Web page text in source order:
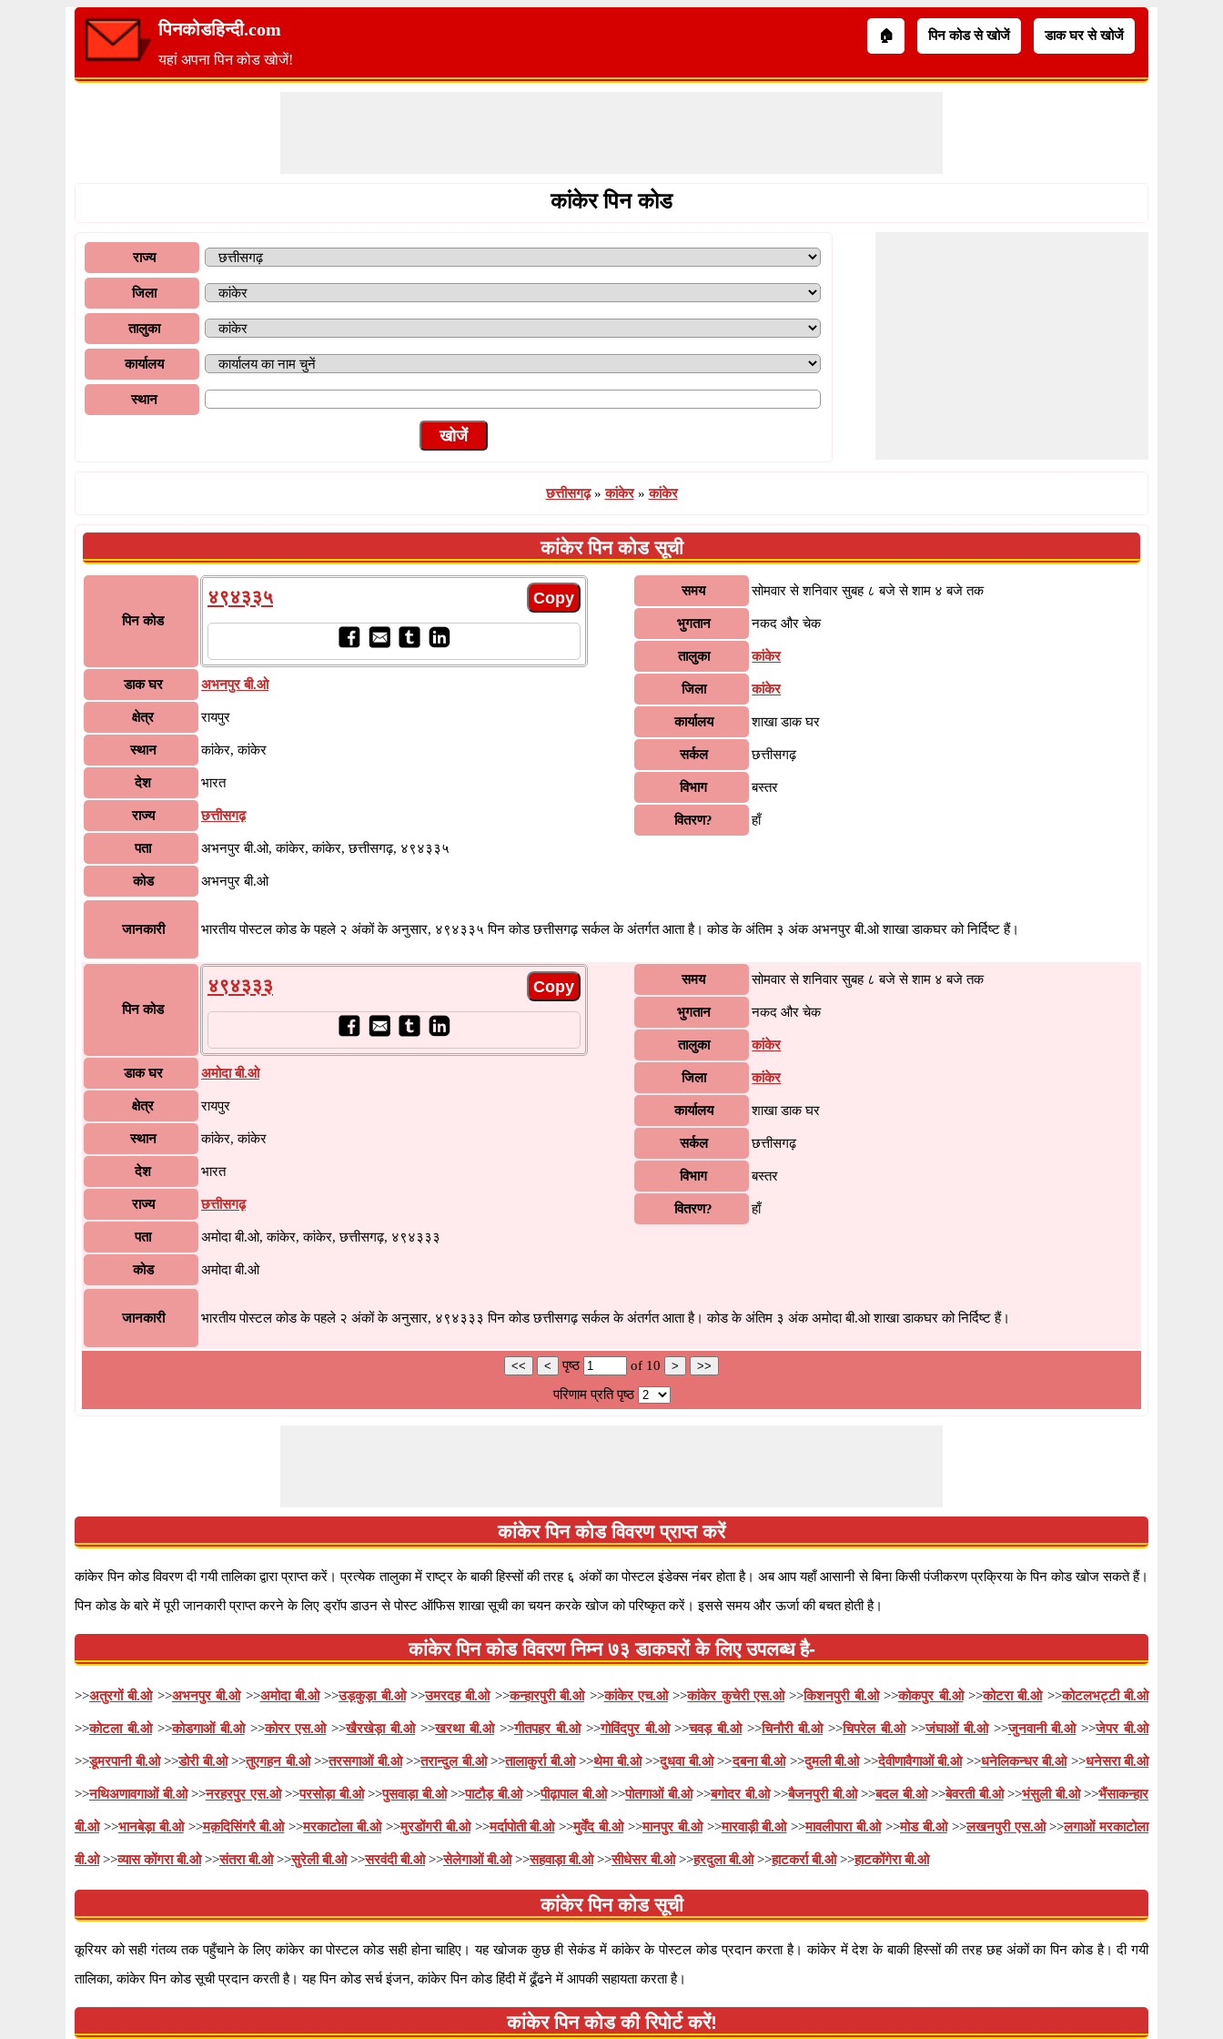
पिनकोडहिन्दी.com
यहां अपना पिन कोड खोजें!
🏠 पिन कोड से खोजें डाक घर से खोजें
कांकेर पिन कोड
राज्य
जिला
तालुका
कार्यालय
स्थान
छत्तीसगढ़ » कांकेर » कांकेर
कांकेर पिन कोड सूची
पिन कोड
४९४३३५
डाक घर अभनपुर बी.ओ
क्षेत्र रायपुर
स्थान कांकेर, कांकेर
देश भारत
राज्य छत्तीसगढ़
पता अभनपुर बी.ओ, कांकेर, कांकेर, छत्तीसगढ़, ४९४३३५
कोड अभनपुर बी.ओ
समय सोमवार से शनिवार सुबह ८ बजे से शाम ४ बजे तक
भुगतान नकद और चेक
तालुका कांकेर
जिला कांकेर
कार्यालय शाखा डाक घर
सर्कल छत्तीसगढ़
विभाग बस्तर
वितरण? हाँ
जानकारी भारतीय पोस्टल कोड के पहले २ अंकों के अनुसार, ४९४३३५ पिन कोड छत्तीसगढ़ सर्कल के अंतर्गत आता है। कोड के अंतिम ३ अंक अभनपुर बी.ओ शाखा डाकघर को निर्दिष्ट हैं।
पिन कोड
४९४३३३
डाक घर अमोदा बी.ओ
क्षेत्र रायपुर
स्थान कांकेर, कांकेर
देश भारत
राज्य छत्तीसगढ़
पता अमोदा बी.ओ, कांकेर, कांकेर, छत्तीसगढ़, ४९४३३३
कोड अमोदा बी.ओ
समय सोमवार से शनिवार सुबह ८ बजे से शाम ४ बजे तक
भुगतान नकद और चेक
तालुका कांकेर
जिला कांकेर
कार्यालय शाखा डाक घर
सर्कल छत्तीसगढ़
विभाग बस्तर
वितरण? हाँ
जानकारी भारतीय पोस्टल कोड के पहले २ अंकों के अनुसार, ४९४३३३ पिन कोड छत्तीसगढ़ सर्कल के अंतर्गत आता है। कोड के अंतिम ३ अंक अमोदा बी.ओ शाखा डाकघर को निर्दिष्ट हैं।
पृष्ठ of 10
परिणाम प्रति पृष्ठ
कांकेर पिन कोड विवरण प्राप्त करें
कांकेर पिन कोड विवरण दी गयी तालिका द्वारा प्राप्त करें। प्रत्येक तालुका में राष्ट्र के बाकी हिस्सों की तरह ६ अंकों का पोस्टल इंडेक्स नंबर होता है। अब आप यहाँ आसानी से बिना किसी पंजीकरण प्रक्रिया के पिन कोड खोज सकते हैं।
पिन कोड के बारे में पूरी जानकारी प्राप्त करने के लिए ड्रॉप डाउन से पोस्ट ऑफिस शाखा सूची का चयन करके खोज को परिष्कृत करें। इससे समय और ऊर्जा की बचत होती है।
कांकेर पिन कोड विवरण निम्न ७३ डाकघरों के लिए उपलब्ध है-
>>अतुरगों बी.ओ>>अभनपुर बी.ओ>>अमोदा बी.ओ>>उड़कुड़ा बी.ओ>>उमरदह बी.ओ>>कन्हारपुरी बी.ओ>>कांकेर एच.ओ>>कांकेर कुचेरी एस.ओ>>किशनपुरी बी.ओ>>कोकपुर बी.ओ>>कोटरा बी.ओ>>कोटलभट्टी बी.ओ
>>कोटला बी.ओ>>कोडगाओं बी.ओ>>कोरर एस.ओ>>खैरखेड़ा बी.ओ>>खरथा बी.ओ>>गीतपहर बी.ओ>>गोविंदपुर बी.ओ>>चवड़ बी.ओ>>चिनौरी बी.ओ>>चिपरेल बी.ओ>>जंघाओं बी.ओ>>जुनवानी बी.ओ>>जेपर बी.ओ
>>डूमरपानी बी.ओ>>डोरी बी.ओ>>तुएगहन बी.ओ>>तरसगाओं बी.ओ>>तरान्दुल बी.ओ>>तालाकुर्रा बी.ओ>>थेमा बी.ओ>>दुधवा बी.ओ>>दबना बी.ओ>>दुमली बी.ओ>>देवीणावैगाओं बी.ओ>>धनेलिकन्धर बी.ओ>>धनेसरा बी.ओ
>>नथिअणावगाओं बी.ओ>>नरहरपुर एस.ओ>>परसोड़ा बी.ओ>>पुसवाड़ा बी.ओ>>पाटौड़ बी.ओ>>पीढ़ापाल बी.ओ>>पोतगाओं बी.ओ>>बगोदर बी.ओ>>बैजनपुरी बी.ओ>>बदल बी.ओ>>बेवरती बी.ओ>>भंसुली बी.ओ>>भैंसाकन्हार
बी.ओ>>भानबेड़ा बी.ओ>>मक़दिसिंगरै बी.ओ>>मरकाटोला बी.ओ>>मुरडोंगरी बी.ओ>>मर्दापोती बी.ओ>>मुर्वेंद बी.ओ>>मानपुर बी.ओ>>मारवाड़ी बी.ओ>>मावलीपारा बी.ओ>>मोड बी.ओ>>लखनपुरी एस.ओ>>लगाओं मरकाटोला
बी.ओ>>व्यास कोंगरा बी.ओ>>संतरा बी.ओ>>सुरेली बी.ओ>>सरवंदी बी.ओ>>सेलेगाओं बी.ओ>>सहवाड़ा बी.ओ>>सीधेसर बी.ओ>>हरदुला बी.ओ>>हाटकर्रा बी.ओ>>हाटकोंगेरा बी.ओ
कांकेर पिन कोड सूची
कूरियर को सही गंतव्य तक पहुँचाने के लिए कांकेर का पोस्टल कोड सही होना चाहिए। यह खोजक कुछ ही सेकंड में कांकेर के पोस्टल कोड प्रदान करता है। कांकेर में देश के बाकी हिस्सों की तरह छह अंकों का पिन कोड है। दी गयी
तालिका, कांकेर पिन कोड सूची प्रदान करती है। यह पिन कोड सर्च इंजन, कांकेर पिन कोड हिंदी में ढूँढने में आपकी सहायता करता है।
कांकेर पिन कोड की रिपोर्ट करें!